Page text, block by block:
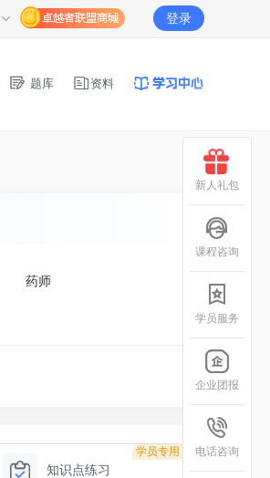
登录
题库 资料
药师
学员专用
知识点练习
新人礼包
课程咨询
学员服务
企业团报
电话咨询